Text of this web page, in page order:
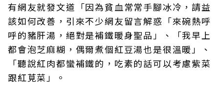
有網友就發文道「因為貧血常常手腳冰冷，請益
該如何改善，引來不少網友留言解惑「來碗熱呼
呼的豬肝湯，絕對是補鐵暖身聖品」、「我早上
都會泡芝麻糊，偶爾煮個紅豆湯也是很溫暖」、
「聽說紅肉都蠻補鐵的，吃素的話可以考慮紫菜
跟紅莧菜」。